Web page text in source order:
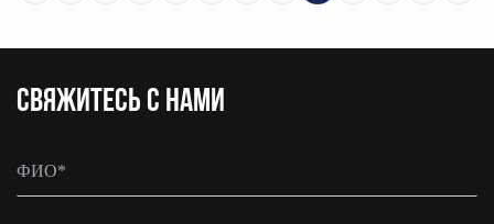
CВЯЖИТЕСЬ С НАМИ